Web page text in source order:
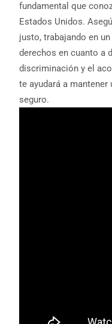
fundamental que
Estados Unidos.
justo, trabajando en
derechos en cuanto a
discriminación y el
te ayudará a
seguro.